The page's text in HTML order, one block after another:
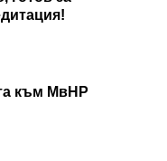
към МвНР